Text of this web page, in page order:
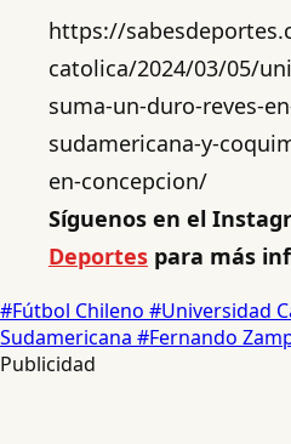
https://
catolica/2024/03/05/
suma-un-duro-reves-
sudamericana-y-
en-concepcion/
Síguenos en el
Deportes para más
#Fútbol Chileno #Universidad
Sudamericana #Fernando
Publicidad